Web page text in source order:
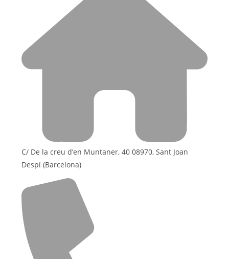
C/ De la creu d’en Muntaner, 40 08970, Sant Joan
Despí (Barcelona)